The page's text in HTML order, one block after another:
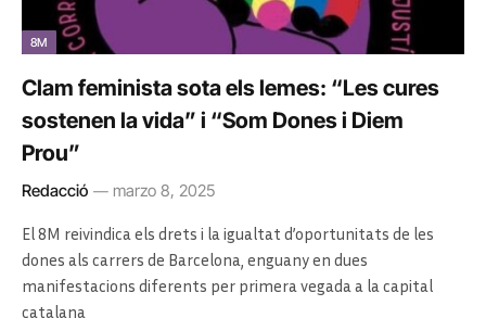
8M
Clam feminista sota els lemes: “Les cures
sostenen la vida” i “Som Dones i Diem
Prou”
Redacció marzo 8, 2025
El 8M reivindica els drets i la igualtat d’oportunitats de les
dones als carrers de Barcelona, enguany en dues
manifestacions diferents per primera vegada a la capital
catalana